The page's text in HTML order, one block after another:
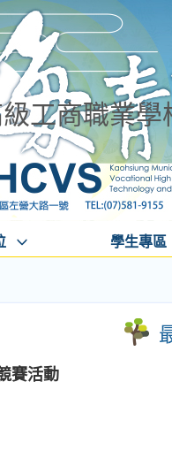
工商職業學
學生專區
賽活動